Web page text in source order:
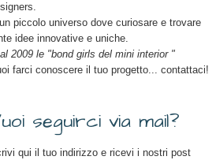
piccolo universo dove curiosare e trovare
idee innovative e uniche.
2009 le "bond girls del mini interior "
farci conoscere il tuo progetto... contattaci!
seguirci via mail?
qui il tuo indirizzo e ricevi i nostri post